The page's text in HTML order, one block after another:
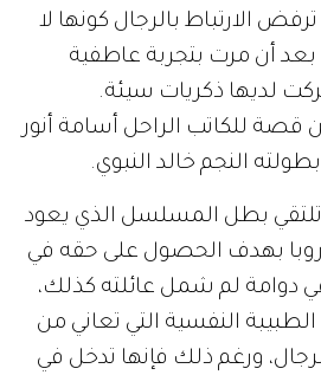
الارتباط بالرجال كونها لا
بعد أن مرت بتجربة عاطفية
لديها ذكريات سيئة.
للكاتب الراحل أسامة أنور
النجم خالد النبوي.
بطل المسلسل الذي يعود
بهدف الحصول على حقه في
دوامة لم شمل عائلته كذلك،
النفسية التي تعاني من
ورغم ذلك فإنها تدخل في